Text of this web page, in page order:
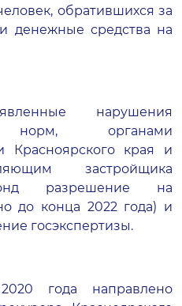
обратившихся за
денежные средства на
нарушения
норм, органами
Красноярского края и
застройщика
разрешение на
до конца 2022 года) и
госэкспертизы.
года направлено